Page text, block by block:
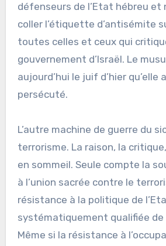
défenseurs de l’Etat hébreu et
coller l’étiquette d’antisémite
toutes celles et ceux qui
gouvernement d’Israël. Le
aujourd’hui le juif d’hier
persécuté.
L’autre machine de guerre du
terrorisme. La raison, la
en sommeil. Seule compte la
à l’union sacrée contre le
résistance à la politique de
systématiquement qualifiée de
Même si la résistance à